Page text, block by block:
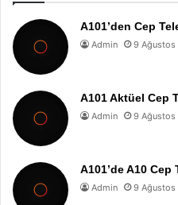
A101’den Cep
Admin 9 Ağustos
A101 Aktüel Cep
Admin 9 Ağustos
A101’de A10 Cep
Admin 9 Ağustos